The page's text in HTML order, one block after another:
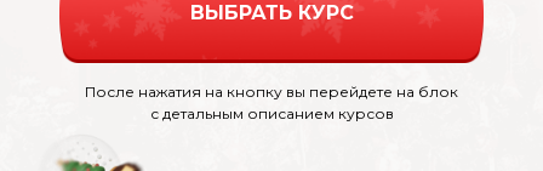
ВЫБРАТЬ КУРС
После нажатия на кнопку вы перейдете на блок
с детальным описанием курсов